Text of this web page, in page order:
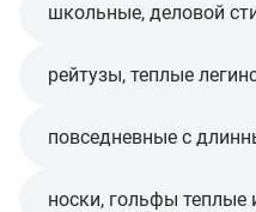
школьные, деловой
рейтузы, теплые
повседневные с
носки, гольфы теплые